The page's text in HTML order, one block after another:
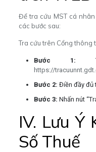
Để tra cứu MST cá
các bước sau:
Tra cứu trên Cổng thông
Bước 1:
https://
Bước 2: Điền đầy đủ
Bước 3: Nhấn nút
IV. Lưu Ý
Số Thuế